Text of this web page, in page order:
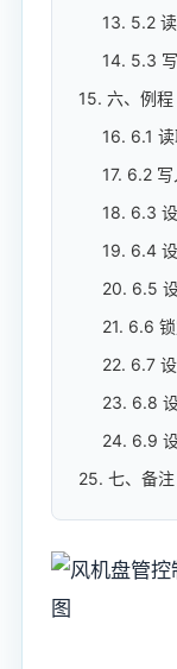
13. 5.2
14. 5.3
15. 六、例程
16. 6.1
17. 6.2
18. 6.3
19. 6.4
20. 6.5
21. 6.6
22. 6.7
23. 6.8
24. 6.9
25. 七、备注